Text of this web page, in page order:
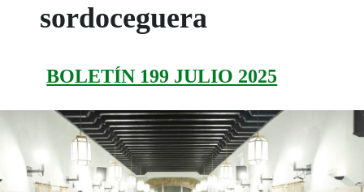
sordoceguera
BOLETÍN 199 JULIO 2025